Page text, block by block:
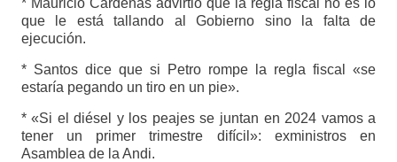
* Mauricio Cárdenas advirtió que la regla fiscal no es lo
que le está tallando al Gobierno sino la falta de
ejecución.
* Santos dice que si Petro rompe la regla fiscal «se
estaría pegando un tiro en un pie».
* «Si el diésel y los peajes se juntan en 2024 vamos a
tener un primer trimestre difícil»: exministros en
Asamblea de la Andi.